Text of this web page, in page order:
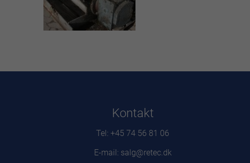
Kontakt
Tel: +45 74 56 81 06
E-mail: salg@retec.dk